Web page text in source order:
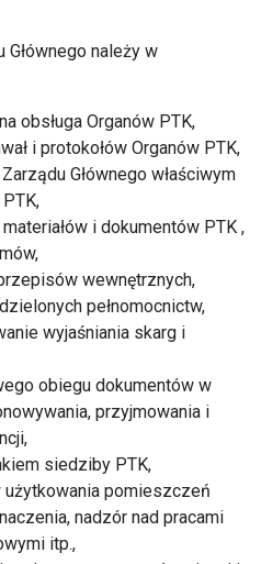
należy w
obsługa Organów PTK,
i protokołów Organów PTK,
Głównego właściwym
i dokumentów PTK ,
wewnętrznych,
pełnomocnictw,
wyjaśniania skarg i
obiegu dokumentów w
przyjmowania i
siedziby PTK,
pomieszczeń
nadzór nad pracami
itp.,